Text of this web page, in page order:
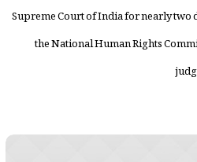
Supreme Court of India for nearly two
the National Human Rights